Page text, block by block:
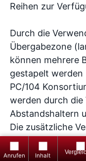
Reihen zur
Durch die
Übergabezone
können mehrere
gestapelt werden
PC/104
werden durch die
Abstandshaltern
Die zusätzliche
Abstandsbolzen
notwendig.
+49
8861
2501
Inhalt